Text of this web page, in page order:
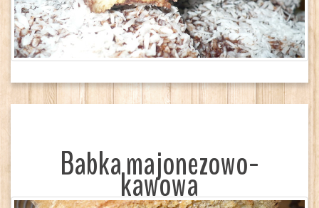
Babka majonezowo-
kawowa